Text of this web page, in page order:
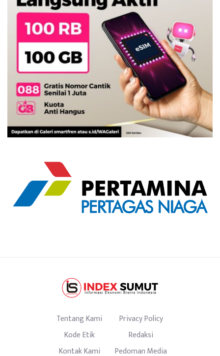
Tentang Kami
Privacy Policy
Kode Etik
Redaksi
Kontak Kami
Pedoman Media